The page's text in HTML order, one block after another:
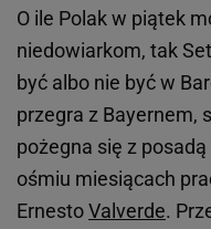
O ile Polak w piątek
niedowiarkom, tak
być albo nie być w
przegra z Bayernem,
pożegna się z
ośmiu miesiącach
ErnestoValverde.